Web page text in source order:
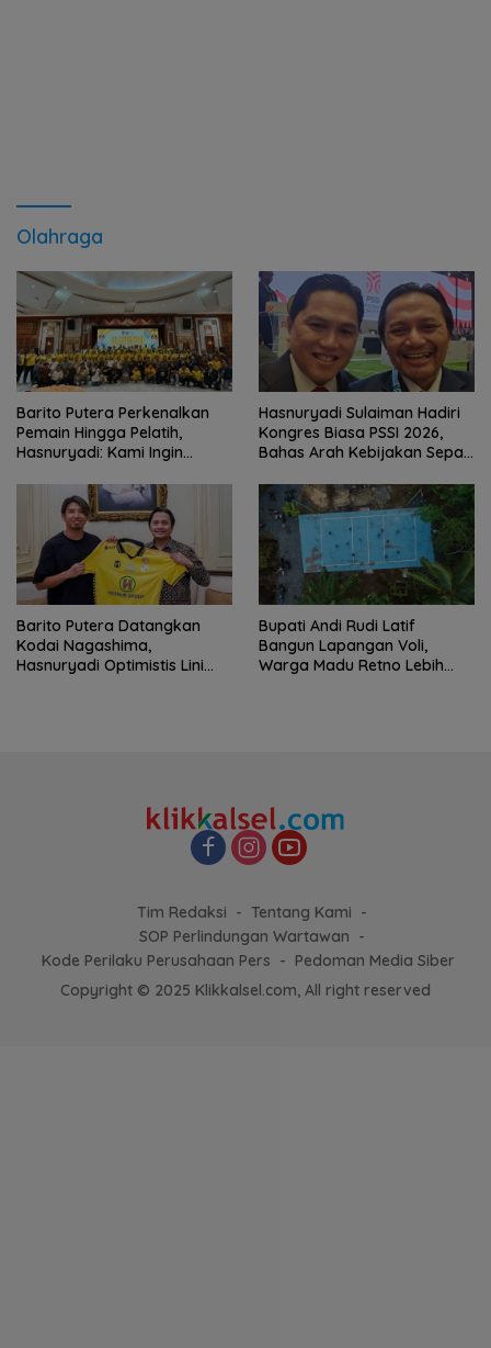
Olahraga
Barito Putera Perkenalkan
Pemain Hingga Pelatih,
Hasnuryadi: Kami Ingin
Hasnuryadi Sulaiman Hadiri
Kongres Biasa PSSI 2026,
Bahas Arah Kebijakan Sepak
Barito Putera Datangkan
Kodai Nagashima,
Hasnuryadi Optimistis Lini
Bupati Andi Rudi Latif
Bangun Lapangan Voli,
Warga Madu Retno Lebih
Tim Redaksi
Tentang Kami
SOP Perlindungan Wartawan
Kode Perilaku Perusahaan Pers
Pedoman Media Siber
Copyright © 2025 Klikkalsel.com, All right reserved